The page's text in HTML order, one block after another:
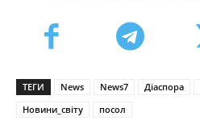
ТЕГИ News News7 Діаспора
Новини_світу
посол